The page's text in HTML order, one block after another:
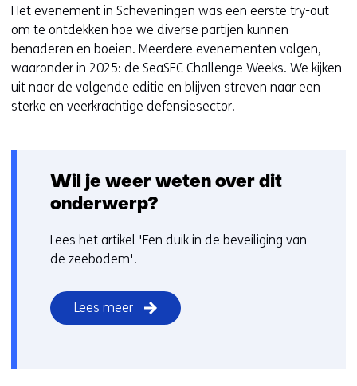
n
n
i
e
u
n
s
e
r
(
v
Het evenement in Scheveningen was een eerste try-out
om te ontdekken hoe we diverse partijen kunnen
benaderen en boeien. Meerdere evenementen volgen,
waaronder in 2025: de SeaSEC Challenge Weeks. We kijken
uit naar de volgende editie en blijven streven naar een
sterke en veerkrachtige defensiesector.
Wil je weer weten over dit
onderwerp?
Lees het artikel 'Een duik in de beveiliging van
de zeebodem'.
Lees meer